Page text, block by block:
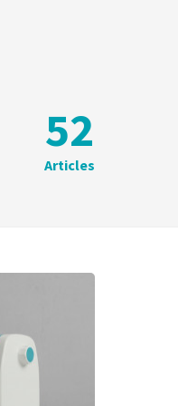
52
Articles